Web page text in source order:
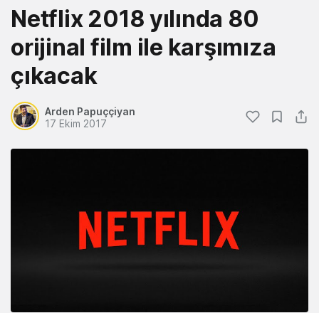
Netflix 2018 yılında 80
orijinal film ile karşımıza
çıkacak
Arden Papuççiyan
17 Ekim 2017